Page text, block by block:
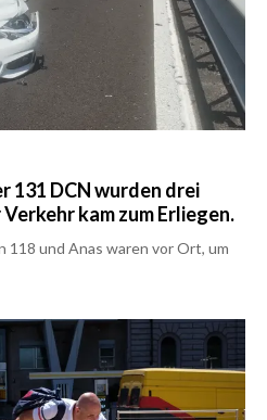
131 DCN wurden drei
kam zum Erliegen.
und Anas waren vor Ort, um